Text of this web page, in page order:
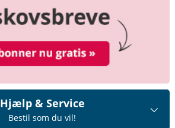
Hjælp & Service
Bestil som du vil!